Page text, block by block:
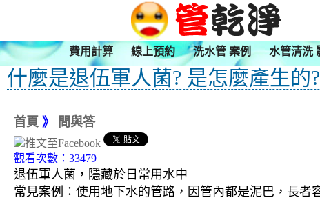
費用計算 線上預約 洗水管 案例 水管清洗
什麼是退伍軍人菌? 是怎麼產生的?
首頁 》 問與答
觀看次數：33479
退伍軍人菌，隱藏於日常用水中
常見案例：使用地下水的管路，因管內都是泥巴，長